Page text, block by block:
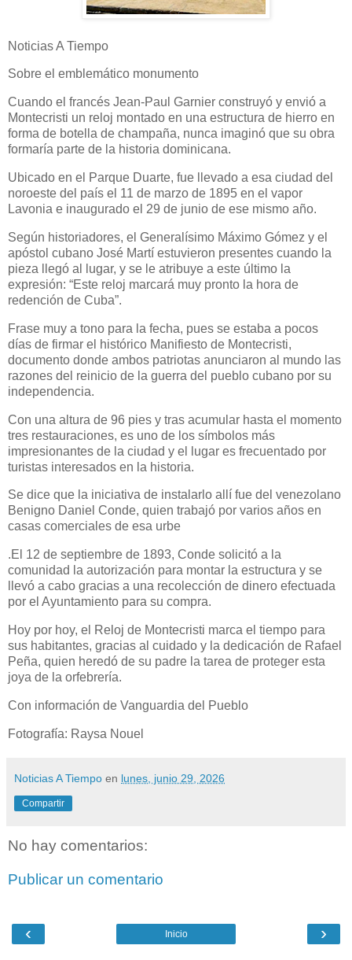
Noticias A Tiempo
Sobre el emblemático monumento
Cuando el francés Jean-Paul Garnier construyó y envió a
Montecristi un reloj montado en una estructura de hierro en
forma de botella de champaña, nunca imaginó que su obra
formaría parte de la historia dominicana.
Ubicado en el Parque Duarte, fue llevado a esa ciudad del
noroeste del país el 11 de marzo de 1895 en el vapor
Lavonia e inaugurado el 29 de junio de ese mismo año.
Según historiadores, el Generalísimo Máximo Gómez y el
apóstol cubano José Martí estuvieron presentes cuando la
pieza llegó al lugar, y se le atribuye a este último la
expresión: “Este reloj marcará muy pronto la hora de
redención de Cuba”.
Frase muy a tono para la fecha, pues se estaba a pocos
días de firmar el histórico Manifiesto de Montecristi,
documento donde ambos patriotas anunciaron al mundo las
razones del reinicio de la guerra del pueblo cubano por su
independencia.
Con una altura de 96 pies y tras acumular hasta el momento
tres restauraciones, es uno de los símbolos más
impresionantes de la ciudad y el lugar es frecuentado por
turistas interesados en la historia.
Se dice que la iniciativa de instalarlo allí fue del venezolano
Benigno Daniel Conde, quien trabajó por varios años en
casas comerciales de esa urbe
.El 12 de septiembre de 1893, Conde solicitó a la
comunidad la autorización para montar la estructura y se
llevó a cabo gracias a una recolección de dinero efectuada
por el Ayuntamiento para su compra.
Hoy por hoy, el Reloj de Montecristi marca el tiempo para
sus habitantes, gracias al cuidado y la dedicación de Rafael
Peña, quien heredó de su padre la tarea de proteger esta
joya de la orfebrería.
Con información de Vanguardia del Pueblo
Fotografía: Raysa Nouel
Noticias A Tiempo en lunes, junio 29, 2026
Compartir
No hay comentarios:
Publicar un comentario
‹ ›
Inicio